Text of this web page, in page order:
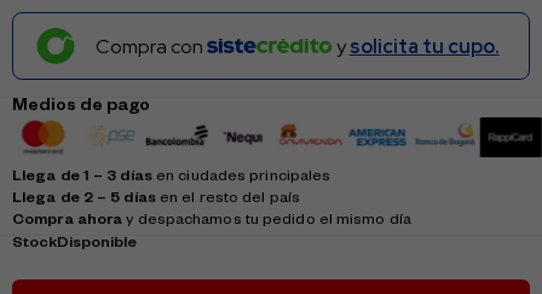
Compra con ysolicita tu cupo.
Medios de pago
Llega de 1 – 3 díasen ciudades principales
Llega de 2 – 5 díasen el resto del país
Compra ahora y despachamos tu pedido el mismo día
StockDisponible